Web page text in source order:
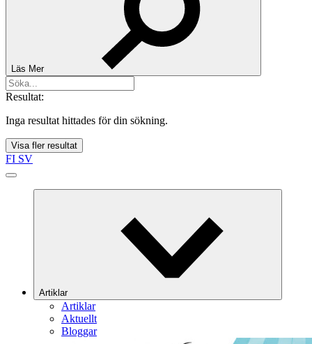
Läs Mer
Resultat:
Inga resultat hittades för din sökning.
Visa fler resultat
FI SV
Artiklar
Artiklar
Aktuellt
Bloggar